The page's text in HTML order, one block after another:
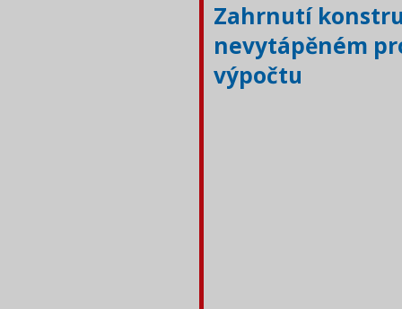
Zahrnutí
nevytápěném
výpočtu